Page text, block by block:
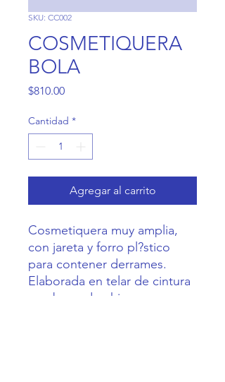
SKU: CC002
COSMETIQUERA
BOLA
$810.00Precio
Cantidad *
Agregar al carrito
Cosmetiquera muy amplia,
con jareta y forro pl?stico
para contener derrames.
Elaborada en telar de cintura
con brocado chiapaneco